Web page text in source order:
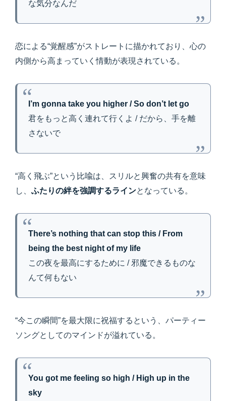
な気分なんだ
恋による“覚醒感”がストレートに描かれており、心の
内側から高まっていく情動が表現されている。
I’m gonna take you higher / So don’t let go
君をもっと高く連れて行くよ / だから、手を離
さないで
“高く飛ぶ”という比喩は、スリルと興奮の共有を意味
し、 ふたりの絆を強調するラインとなっている。
There’s nothing that can stop this / From
being the best night of my life
この夜を最高にするために / 邪魔できるものな
んて何もない
“今この瞬間”を最大限に祝福するという、パーティー
ソングとしてのマインドが溢れている。
You got me feeling so high / High up in the
sky